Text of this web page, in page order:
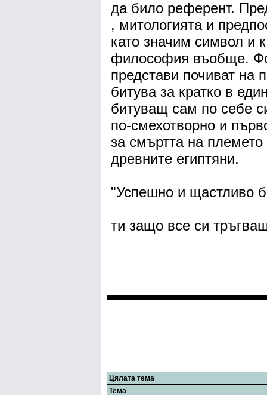
да било референт.
, митологията и
като значим символ и
философия въобще.
представи почиват на
битува за кратко в
битуващ сам по себе
по-смехотворно и
за смъртта на
древните египтяни.
"Успешно и щастливо
ти защо все си
Цялата тема
Тема